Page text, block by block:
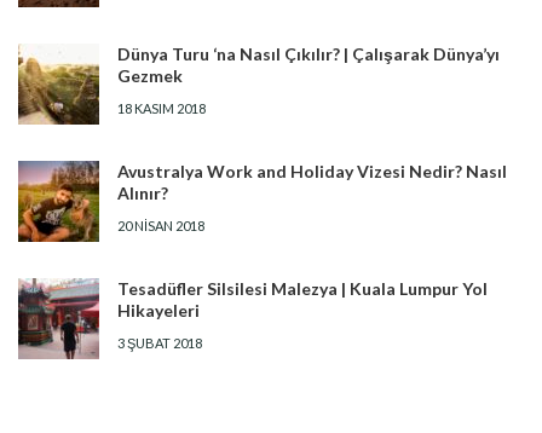
Dünya Turu ‘na Nasıl Çıkılır? | Çalışarak Dünya’yı
Gezmek
18 KASIM 2018
Avustralya Work and Holiday Vizesi Nedir? Nasıl
Alınır?
20 NISAN 2018
Tesadüfler Silsilesi Malezya | Kuala Lumpur Yol
Hikayeleri
3 ŞUBAT 2018